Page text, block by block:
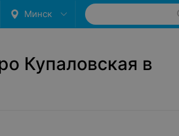
Минск
Купаловская в